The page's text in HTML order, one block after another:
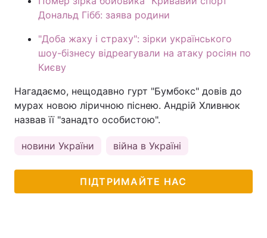
Дональд Гібб: заява родини
"Доба жаху і страху": зірки українського
шоу-бізнесу відреагували на атаку росіян по
Києву
Нагадаємо, нещодавно гурт "Бумбокс" довів до
мурах новою ліричною піснею. Андрій Хливнюк
назвав її "занадто особистою".
новини України війна в Україні
ПІДТРИМАЙТЕ НАС